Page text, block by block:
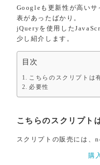
Googleも更新性が高いサ
表があったばかり。
jQueryを使用した
少し紹介します。
目次
こちらのスクリプトは
必要性
こちらのスクリプト
スクリプトの販売には、
購